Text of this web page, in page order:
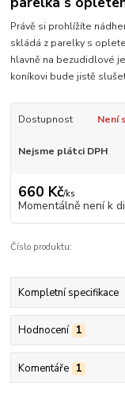
Právě si prohlížíte
skládá z parelky s
hlavně na bezudidlové
koníkovi bude jistě
Dostupnost Není
Nejsme plátci DPH
660 Kč/ks
Momentálně není k
Číslo produktu:
Kompletní specifikace
Hodnocení 1
Komentáře 1